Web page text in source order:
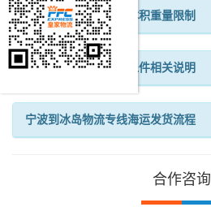
宁波到冰岛物流专线体积重量限制
宁波到冰岛物流专线退件相关说明
宁波到冰岛物流专线海运发货流程
合作咨询